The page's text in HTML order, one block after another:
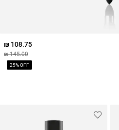
108.75 ₪
145.00 ₪
25% OFF